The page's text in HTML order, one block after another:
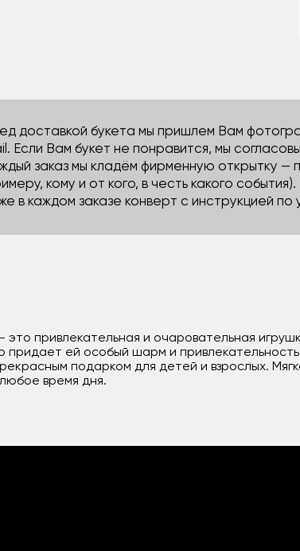
доставкой букета мы пришлем Вам
Если Вам букет не понравится, мы
заказ мы кладём фирменную открытку —
кому и от кого, в честь какого события).
в каждом заказе конверт с инструкцией
это привлекательная и очаровательная
придает ей особый шарм и
подарком для детей и взрослых.
время дня.